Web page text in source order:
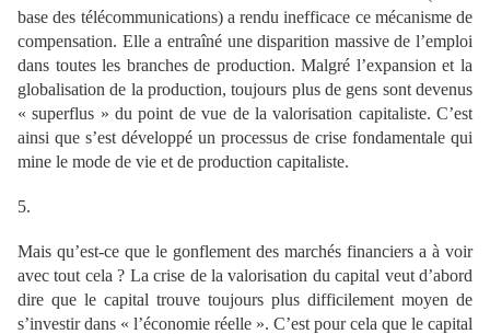
base des télécommunications) a rendu inefficace ce mécanisme de
compensation. Elle a entraîné une disparition massive de l’emploi
dans toutes les branches de production. Malgré l’expansion et la
globalisation de la production, toujours plus de gens sont devenus
« superflus » du point de vue de la valorisation capitaliste. C’est
ainsi que s’est développé un processus de crise fondamentale qui
mine le mode de vie et de production capitaliste.
5.
Mais qu’est-ce que le gonflement des marchés financiers a à voir
avec tout cela ? La crise de la valorisation du capital veut d’abord
dire que le capital trouve toujours plus difficilement moyen de
s’investir dans « l’économie réelle ». C’est pour cela que le capital